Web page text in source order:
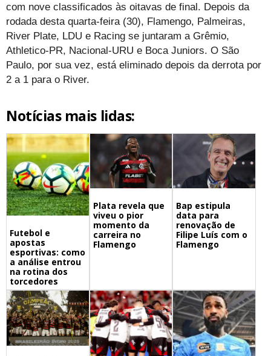
com nove classificados às oitavas de final. Depois da
rodada desta quarta-feira (30), Flamengo, Palmeiras,
River Plate, LDU e Racing se juntaram a Grêmio,
Athletico-PR, Nacional-URU e Boca Juniors. O São
Paulo, por sua vez, está eliminado depois da derrota por
2 a 1 para o River.
Notícias mais lidas:
Futebol e
apostas
esportivas: como
a análise entrou
na rotina dos
torcedores
Plata revela que
viveu o pior
momento da
carreira no
Flamengo
Bap estipula
data para
renovação de
Filipe Luís com o
Flamengo